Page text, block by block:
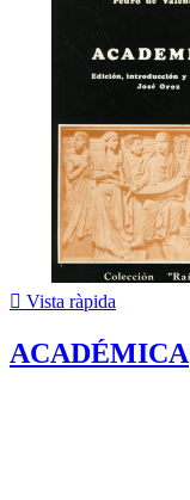
 Vista ràpida
ACADÉMICA